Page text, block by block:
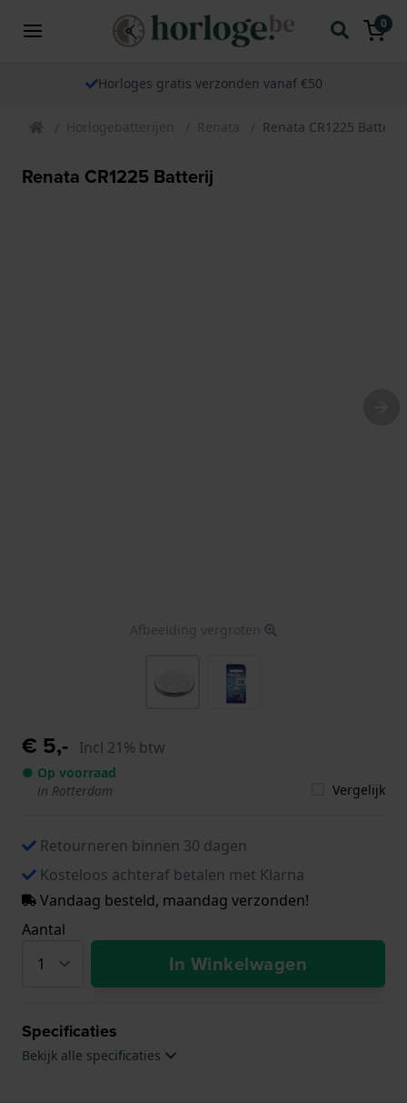
0
Horloges gratis verzonden vanaf €50
Horlogebatterijen Renata Renata CR1225 Batterij
Renata CR1225 Batterij
Afbeelding vergroten
€ 5,- Incl 21% btw
● Op voorraad
in Rotterdam
Vergelijk
Retourneren binnen 30 dagen
Kosteloos achteraf betalen met Klarna
Vandaag besteld, maandag verzonden!
Aantal
In Winkelwagen
Specificaties
Bekijk alle specificaties